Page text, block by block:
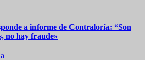
a informe de Contraloría: “Son
no hay fraude»